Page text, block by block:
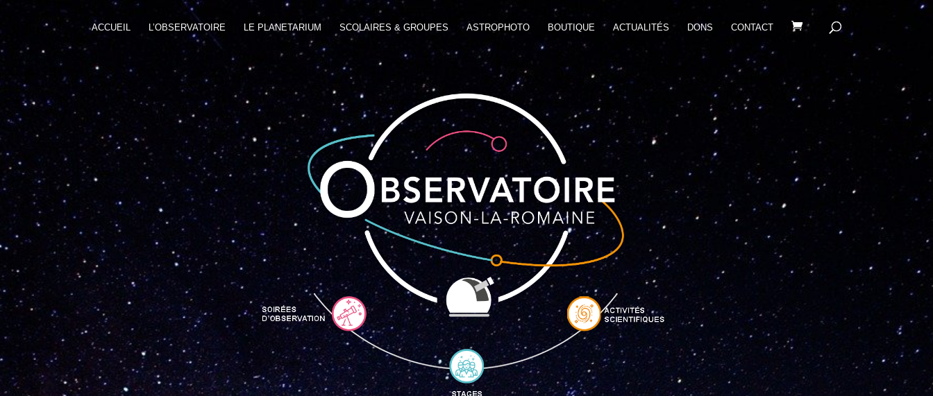
ACCUEIL L’OBSERVATOIRE LE PLANETARIUM SCOLAIRES & GROUPES ASTROPHOTO BOUTIQUE ACTUALITÉS DONS CONTACT